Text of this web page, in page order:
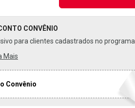
CONVÊNIO
para clientes cadastrados no programa
Mais
Convênio